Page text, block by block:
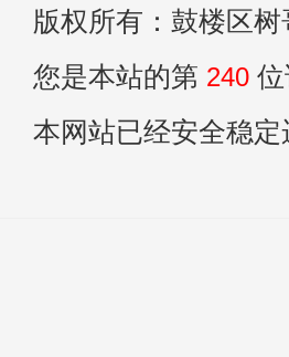
版权所有：鼓楼区树
您是本站的第 240
本网站已经安全稳定